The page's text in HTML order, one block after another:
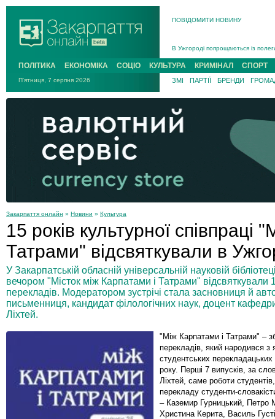
ПОВІДОМИТИ НОВИНУ
В Ужгороді попрощаються із
В Ужгороді 5 серпня
Підтвердили загибель
На війні з рф поліг військовий з
На Хустщині внаслідок ДТП за
Інструктора районного ТЦК на
ПОЛІТИКА ЕКОНОМІКА СОЦІО КУЛЬТУРА КРИМІНАЛ СПОРТ
П'ятниця, 7 серпня 2026 ЗМІ ПАРТІЇ БРЕНДИ
Закарпаття онлайн » Новини » Культура
15 років культурної співпраці
Татрами" відсвяткували в
У Закарпатській обласній універсальній науковій
вечором "Місток між Карпатами і Татрами" відсвяткували
перекладів. Модератором зустрічі стала засновниця й
письменниця, кандидат філологічних наук, доцент
Ліхтей.
"Між Карпатами і Татрами" –
перекладів, який народився з
студентських перекладацьких
року. Перші 7 випусків, за
Ліхтей, саме роботи
перекладу студенти-
– Каземир Гурницький, Петро
Христина Керита, Василь